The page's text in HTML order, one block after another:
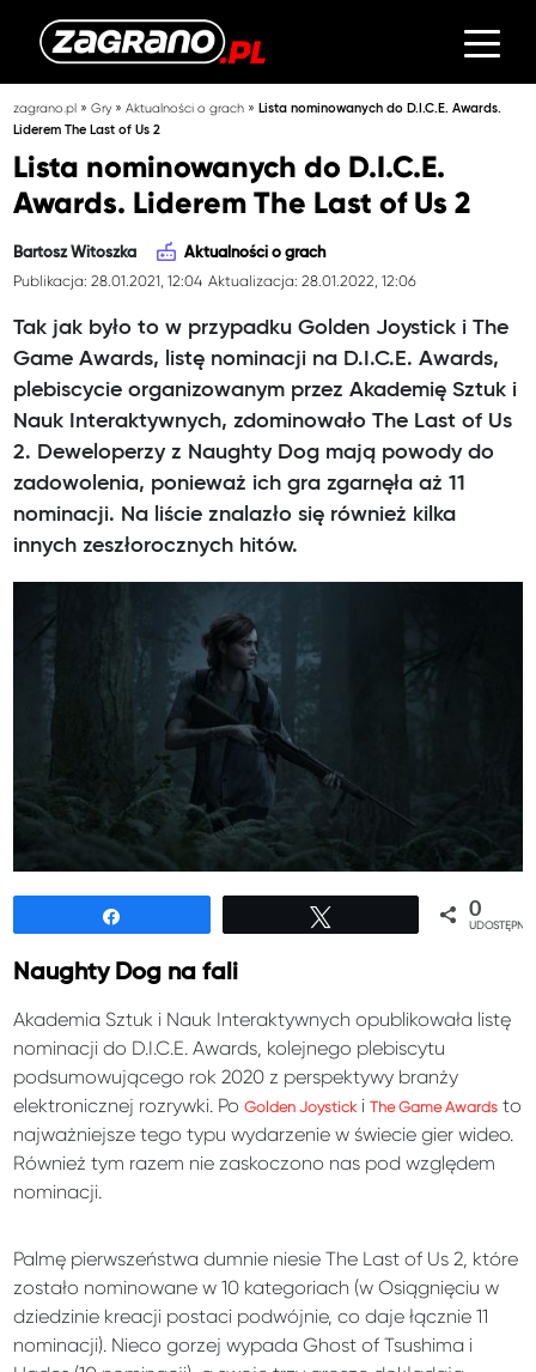
zagrano.pl »Gry»Aktualności o grach »Lista nominowanych do D.I.C.E. Awards.
Liderem The Last of Us 2
Lista nominowanych do D.I.C.E.
Awards. Liderem The Last of Us 2
Bartosz Witoszka Aktualności o grach
Publikacja: 28.01.2021, 12:04 Aktualizacja: 28.01.2022, 12:06
Tak jak było to w przypadku Golden Joystick i The
Game Awards, listę nominacji na D.I.C.E. Awards,
plebiscycie organizowanym przez Akademię Sztuk i
Nauk Interaktywnych, zdominowało The Last of Us
2. Deweloperzy z Naughty Dog mają powody do
zadowolenia, ponieważ ich gra zgarnęła aż 11
nominacji. Na liście znalazło się również kilka
innych zeszłorocznych hitów.
0
Naughty Dog na fali
Akademia Sztuk i Nauk Interaktywnych opublikowała listę
nominacji do D.I.C.E. Awards, kolejnego plebiscytu
podsumowującego rok 2020 z perspektywy branży
elektronicznej rozrywki. PoGolden JoystickiThe Game Awards to
najważniejsze tego typu wydarzenie w świecie gier wideo.
Również tym razem nie zaskoczono nas pod względem
nominacji.
Palmę pierwszeństwa dumnie niesie The Last of Us 2, które
zostało nominowane w 10 kategoriach (w Osiągnięciu w
dziedzinie kreacji postaci podwójnie, co daje łącznie 11
nominacji). Nieco gorzej wypada Ghost of Tsushima i